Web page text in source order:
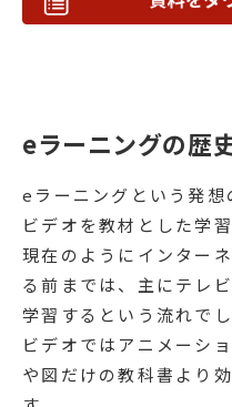
eラーニングの歴
eラーニングという発
ビデオを教材とした学習
現在のようにインター
る前までは、主にテレ
学習するという流れでし
ビデオではアニメーシ
や図だけの教科書より